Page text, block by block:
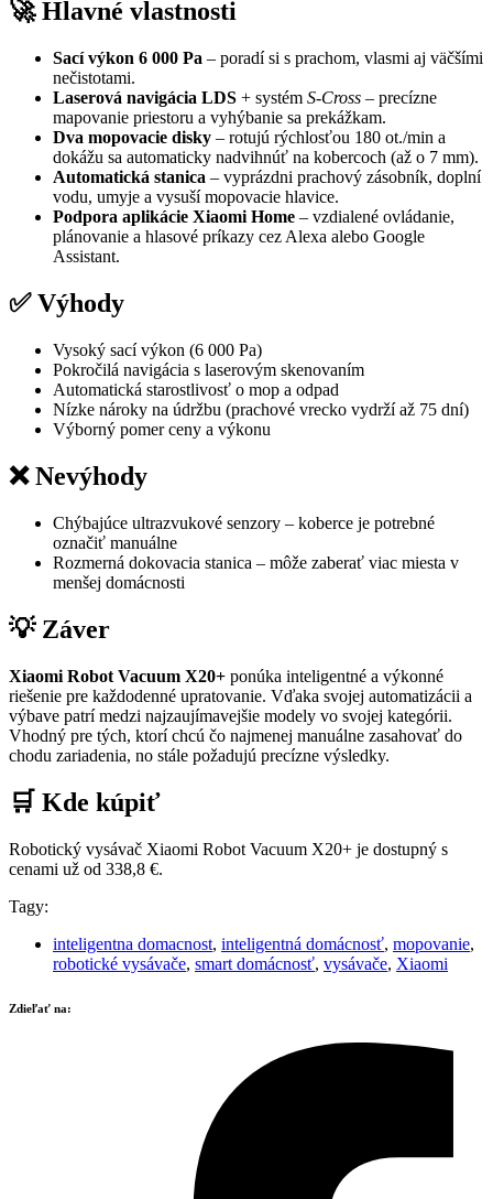
🚀 Hlavné vlastnosti
Sací výkon 6 000 Pa – poradí si s prachom, vlasmi aj väčšími
nečistotami.
Laserová navigácia LDS + systém S-Cross – precízne
mapovanie priestoru a vyhýbanie sa prekážkam.
Dva mopovacie disky – rotujú rýchlosťou 180 ot./min a
dokážu sa automaticky nadvihnúť na kobercoch (až o 7 mm).
Automatická stanica – vyprázdni prachový zásobník, doplní
vodu, umyje a vysuší mopovacie hlavice.
Podpora aplikácie Xiaomi Home – vzdialené ovládanie,
plánovanie a hlasové príkazy cez Alexa alebo Google
Assistant.
✅ Výhody
Vysoký sací výkon (6 000 Pa)
Pokročilá navigácia s laserovým skenovaním
Automatická starostlivosť o mop a odpad
Nízke nároky na údržbu (prachové vrecko vydrží až 75 dní)
Výborný pomer ceny a výkonu
❌ Nevýhody
Chýbajúce ultrazvukové senzory – koberce je potrebné
označiť manuálne
Rozmerná dokovacia stanica – môže zaberať viac miesta v
menšej domácnosti
💡 Záver
Xiaomi Robot Vacuum X20+ ponúka inteligentné a výkonné
riešenie pre každodenné upratovanie. Vďaka svojej automatizácii a
výbave patrí medzi najzaujímavejšie modely vo svojej kategórii.
Vhodný pre tých, ktorí chcú čo najmenej manuálne zasahovať do
chodu zariadenia, no stále požadujú precízne výsledky.
🛒 Kde kúpiť
Robotický vysávač Xiaomi Robot Vacuum X20+ je dostupný s
cenami už od 338,8 €.
Tagy:
inteligentna domacnost, inteligentná domácnosť, mopovanie,
robotické vysávače, smart domácnosť, vysávače, Xiaomi
Zdieľať na: